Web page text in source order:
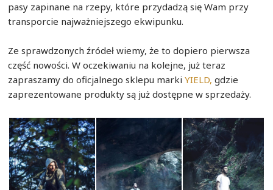
pasy zapinane na rzepy, które przydadzą się Wam przy
transporcie najważniejszego ekwipunku.
Ze sprawdzonych źródeł wiemy, że to dopiero pierwsza
część nowości. W oczekiwaniu na kolejne, już teraz
zapraszamy do oficjalnego sklepu markiYIELD, gdzie
zaprezentowane produkty są już dostępne w sprzedaży.